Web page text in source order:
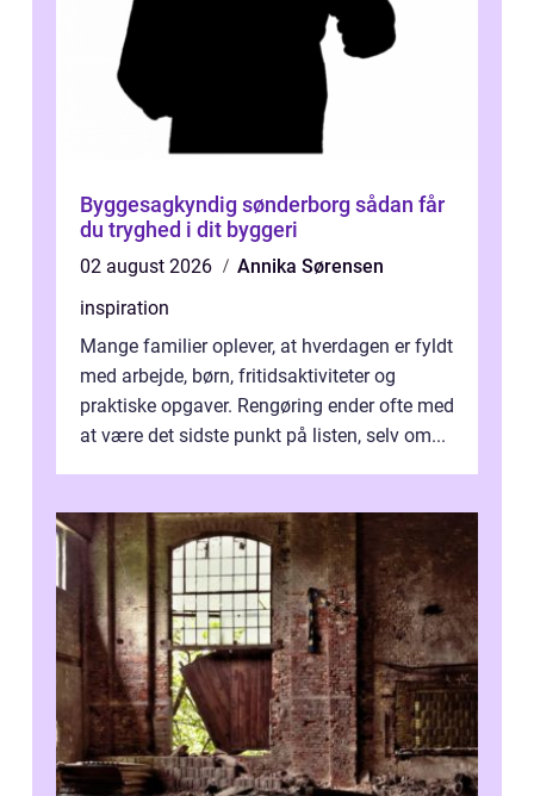
Byggesagkyndig sønderborg sådan får
du tryghed i dit byggeri
02 august 2026
Annika Sørensen
inspiration
Mange familier oplever, at hverdagen er fyldt
med arbejde, børn, fritidsaktiviteter og
praktiske opgaver. Rengøring ender ofte med
at være det sidste punkt på listen, selv om...